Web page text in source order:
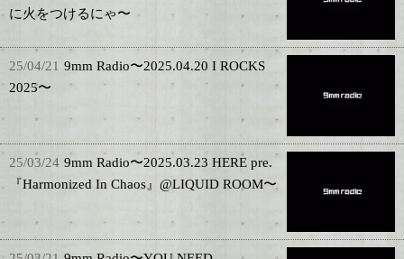
に火をつけるにゃ〜
25/04/21 9mm Radio〜2025.04.20 I ROCKS
2025〜
25/03/24 9mm Radio〜2025.03.23 HERE pre.
『Harmonized In Chaos』@LIQUID ROOM〜